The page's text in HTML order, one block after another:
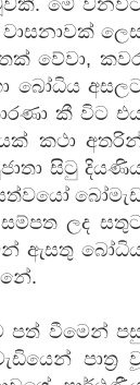
වේවා,
බෝධිය
කී විට
කථා
සිටු
ලද
ඇසතු
පත් වීමෙන්
පාත්‍ර